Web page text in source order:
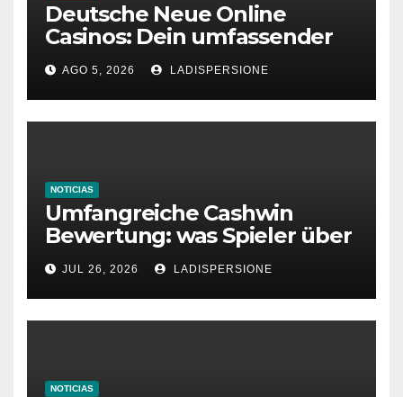
Deutsche Neue Online
Casinos: Dein umfassender
Ratgeber für moderne
Glücksspielplattformen
AGO 5, 2026 LADISPERSIONE
NOTICIAS
Umfangreiche Cashwin
Bewertung: was Spieler über
dieses Casino denken
JUL 26, 2026 LADISPERSIONE
NOTICIAS